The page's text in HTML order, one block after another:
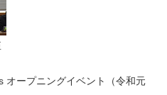
オープニングイベント（令和元